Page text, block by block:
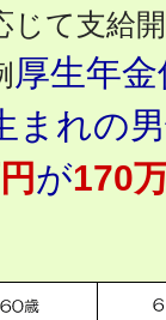
じて支給
厚生年
まれの
が170